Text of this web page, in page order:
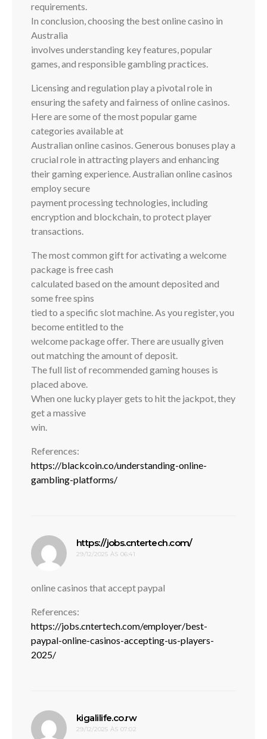
requirements.
In conclusion, choosing the best online casino in
Australia
involves understanding key features, popular
games, and responsible gambling practices.
Licensing and regulation play a pivotal role in
ensuring the safety and fairness of online casinos.
Here are some of the most popular game
categories available at
Australian online casinos. Generous bonuses play a
crucial role in attracting players and enhancing
their gaming experience. Australian online casinos
employ secure
payment processing technologies, including
encryption and blockchain, to protect player
transactions.
The most common gift for activating a welcome
package is free cash
calculated based on the amount deposited and
some free spins
tied to a specific slot machine. As you register, you
become entitled to the
welcome package offer. There are usually given
out matching the amount of deposit.
The full list of recommended gaming houses is
placed above.
When one lucky player gets to hit the jackpot, they
get a massive
win.
References:
https://blackcoin.co/understanding-online-
gambling-platforms/
https://jobs.cntertech.com/disse:
29/12/2025 ÀS 06:41
online casinos that accept paypal
References:
https://jobs.cntertech.com/employer/best-
paypal-online-casinos-accepting-us-players-
2025/
kigalilife.co.rwdisse:
29/12/2025 ÀS 07:02